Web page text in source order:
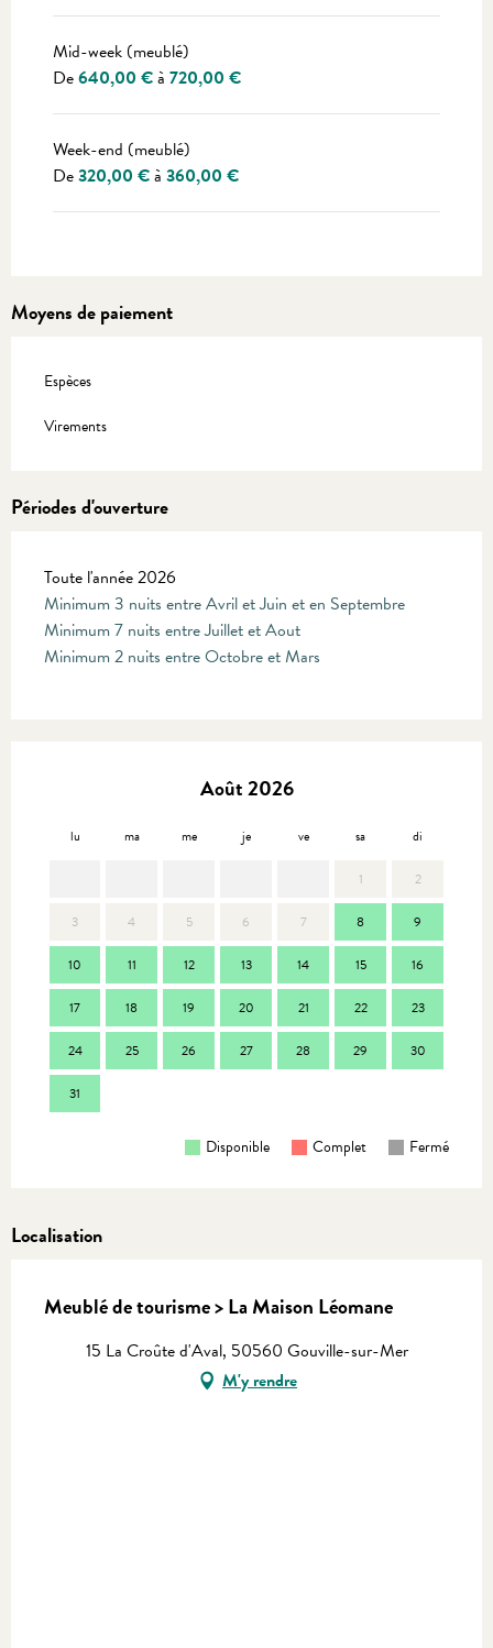
Mid-week (meublé)
De640,00 €à 720,00 €
Week-end (meublé)
De320,00 €à 360,00 €
Moyens de paiement
Espèces
Virements
Périodes d'ouverture
Toute l'année 2026
Minimum 3 nuits entre Avril et Juin et en Septembre
Minimum 7 nuits entre Juillet et Aout
Minimum 2 nuits entre Octobre et Mars
Août 2026
lu ma me je ve sa di
1 2
3 4 5 6 7 8 9
10 11 12 13 14 15 16
17 18 19 20 21 22 23
24 25 26 27 28 29 30
31
Disponible Complet Fermé
Localisation
Meublé de tourisme > La Maison Léomane
15 La Croûte d'Aval, 50560 Gouville-sur-Mer
M'y rendre